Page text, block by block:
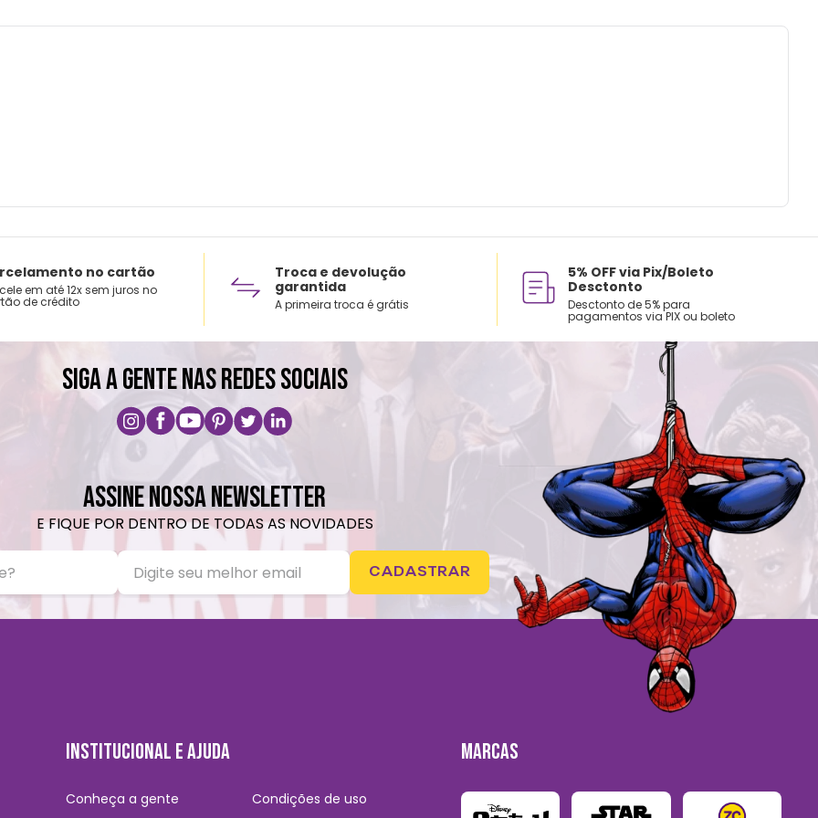
no cartão
em até 12x sem juros no
de crédito
Troca e devolução
garantida
A primeira troca é grátis
5% OFF via Pix/Boleto
Desctonto
Desctonto de 5% para
pagamentos via PIX ou boleto
SIGA A GENTE NAS REDES SOCIAIS
ASSINE NOSSA NEWSLETTER
E FIQUE POR DENTRO DE TODAS AS NOVIDADES
CADASTRAR
INSTITUCIONAL E AJUDA
Conheça a gente Condições de uso
MARCAS